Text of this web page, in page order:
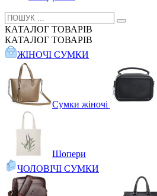
КАТАЛОГ ТОВАРІВ
КАТАЛОГ ТОВАРІВ
ЖІНОЧІ СУМКИ
Сумки жіночі
Шопери
ЧОЛОВІЧІ СУМКИ